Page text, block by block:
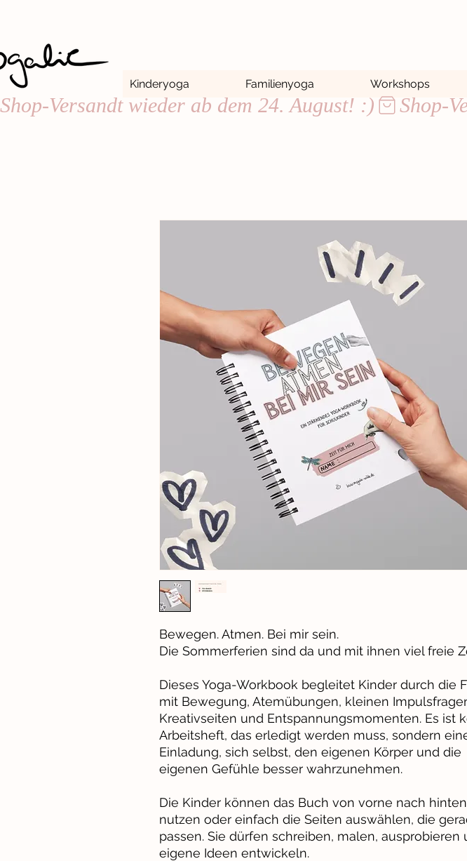
Kinderyoga Familienyoga Workshops
Shop-Versandt wieder ab dem 24. August! :)
Bewegen. Atmen. Bei mir sein.
Die Sommerferien sind da und mit ihnen viel freie
Dieses Yoga-Workbook begleitet Kinder durch die
mit Bewegung, Atemübungen, kleinen
Kreativseiten und Entspannungsmomenten. Es ist
Arbeitsheft, das erledigt werden muss, sondern
Einladung, sich selbst, den eigenen Körper und die
eigenen Gefühle besser wahrzunehmen.
Die Kinder können das Buch von vorne nach hinten
nutzen oder einfach die Seiten auswählen, die
passen. Sie dürfen schreiben, malen, ausprobieren
eigene Ideen entwickeln.